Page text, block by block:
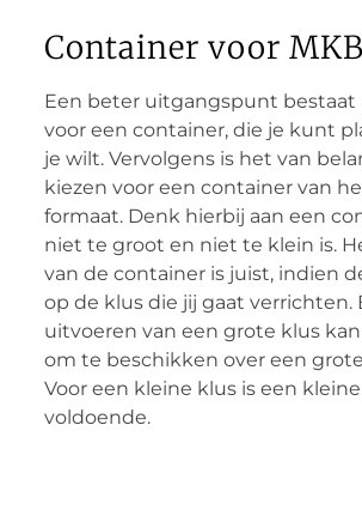
Container voor
Een beter uitgangspunt bestaat
voor een container, die je kunt
je wilt. Vervolgens is het van
kiezen voor een container van
formaat. Denk hierbij aan een
niet te groot en niet te klein is.
van de container is juist, indien
op de klus die jij gaat verrichten.
uitvoeren van een grote klus
om te beschikken over een
Voor een kleine klus is een
voldoende.